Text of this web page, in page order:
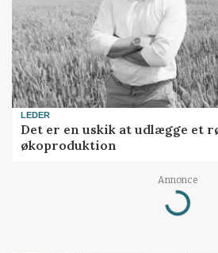
LEDER
Det er en uskik at udlægge et
økoproduktion
Annonce
Loading...